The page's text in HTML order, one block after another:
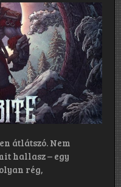
átlátszó. Nem
hallasz – egy
rég,